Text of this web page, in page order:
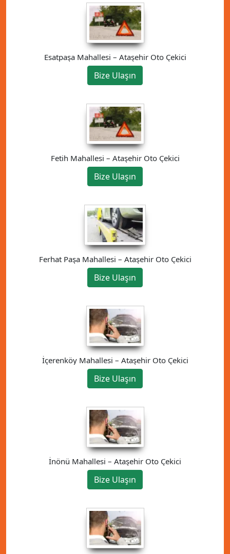
Esatpaşa Mahallesi – Ataşehir Oto Çekici
Bize Ulaşın
Fetih Mahallesi – Ataşehir Oto Çekici
Bize Ulaşın
Ferhat Paşa Mahallesi – Ataşehir Oto Çekici
Bize Ulaşın
İçerenköy Mahallesi – Ataşehir Oto Çekici
Bize Ulaşın
İnönü Mahallesi – Ataşehir Oto Çekici
Bize Ulaşın